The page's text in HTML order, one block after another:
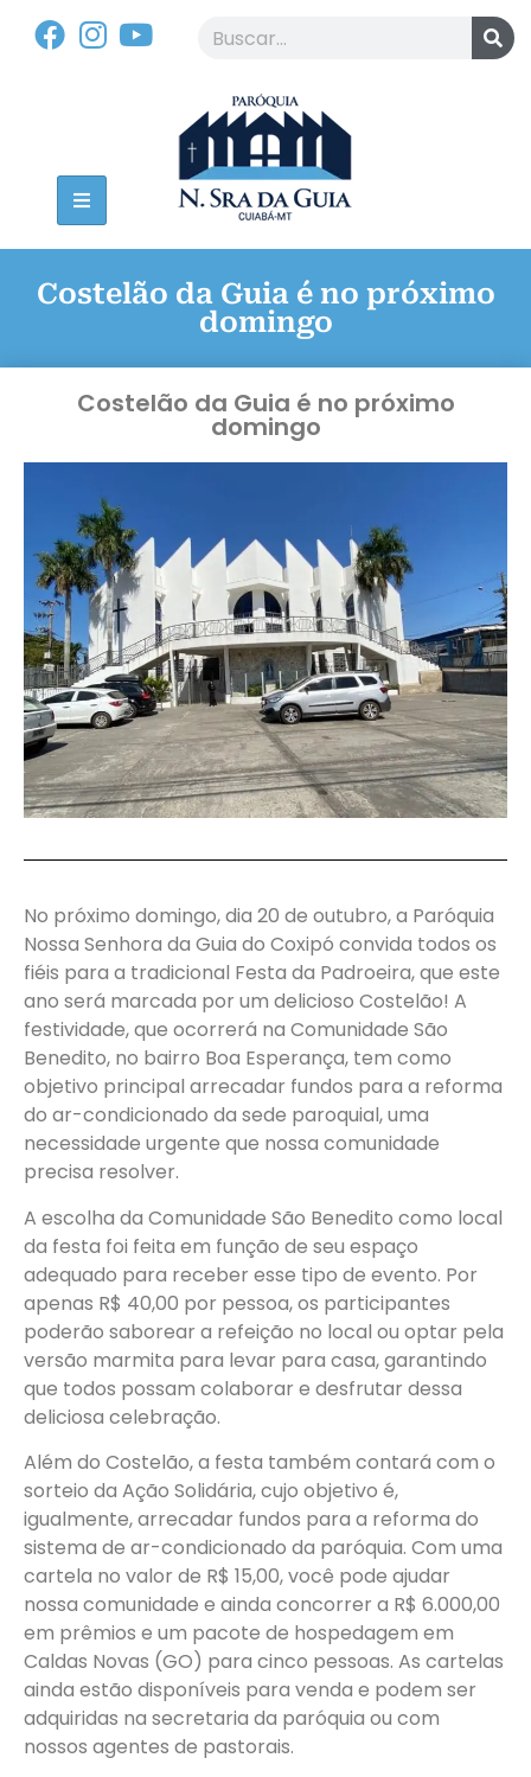
Costelão da Guia é no próximo
domingo
Costelão da Guia é no próximo
domingo
No próximo domingo, dia 20 de outubro, a Paróquia
Nossa Senhora da Guia do Coxipó convida todos os
fiéis para a tradicional Festa da Padroeira, que este
ano será marcada por um delicioso Costelão! A
festividade, que ocorrerá na Comunidade São
Benedito, no bairro Boa Esperança, tem como
objetivo principal arrecadar fundos para a reforma
do ar-condicionado da sede paroquial, uma
necessidade urgente que nossa comunidade
precisa resolver.
A escolha da Comunidade São Benedito como local
da festa foi feita em função de seu espaço
adequado para receber esse tipo de evento. Por
apenas R$ 40,00 por pessoa, os participantes
poderão saborear a refeição no local ou optar pela
versão marmita para levar para casa, garantindo
que todos possam colaborar e desfrutar dessa
deliciosa celebração.
Além do Costelão, a festa também contará com o
sorteio da Ação Solidária, cujo objetivo é,
igualmente, arrecadar fundos para a reforma do
sistema de ar-condicionado da paróquia. Com uma
cartela no valor de R$ 15,00, você pode ajudar
nossa comunidade e ainda concorrer a R$ 6.000,00
em prêmios e um pacote de hospedagem em
Caldas Novas (GO) para cinco pessoas. As cartelas
ainda estão disponíveis para venda e podem ser
adquiridas na secretaria da paróquia ou com
nossos agentes de pastorais.